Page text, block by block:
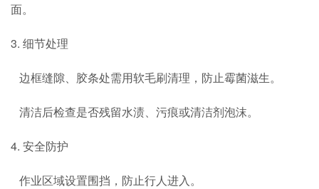
面。
3. 细节处理
边框缝隙、胶条处需用软毛刷清理，防止霉菌滋生。
清洁后检查是否残留水渍、污痕或清洁剂泡沫。
4. 安全防护
作业区域设置围挡，防止行人进入。